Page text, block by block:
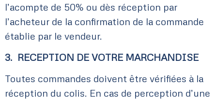
l’acompte de 50% ou dès réception par
l’acheteur de la confirmation de la commande
établie par le vendeur.
3. RECEPTION DE VOTRE MARCHANDISE
Toutes commandes doivent être vérifiées à la
réception du colis. En cas de perception d’une